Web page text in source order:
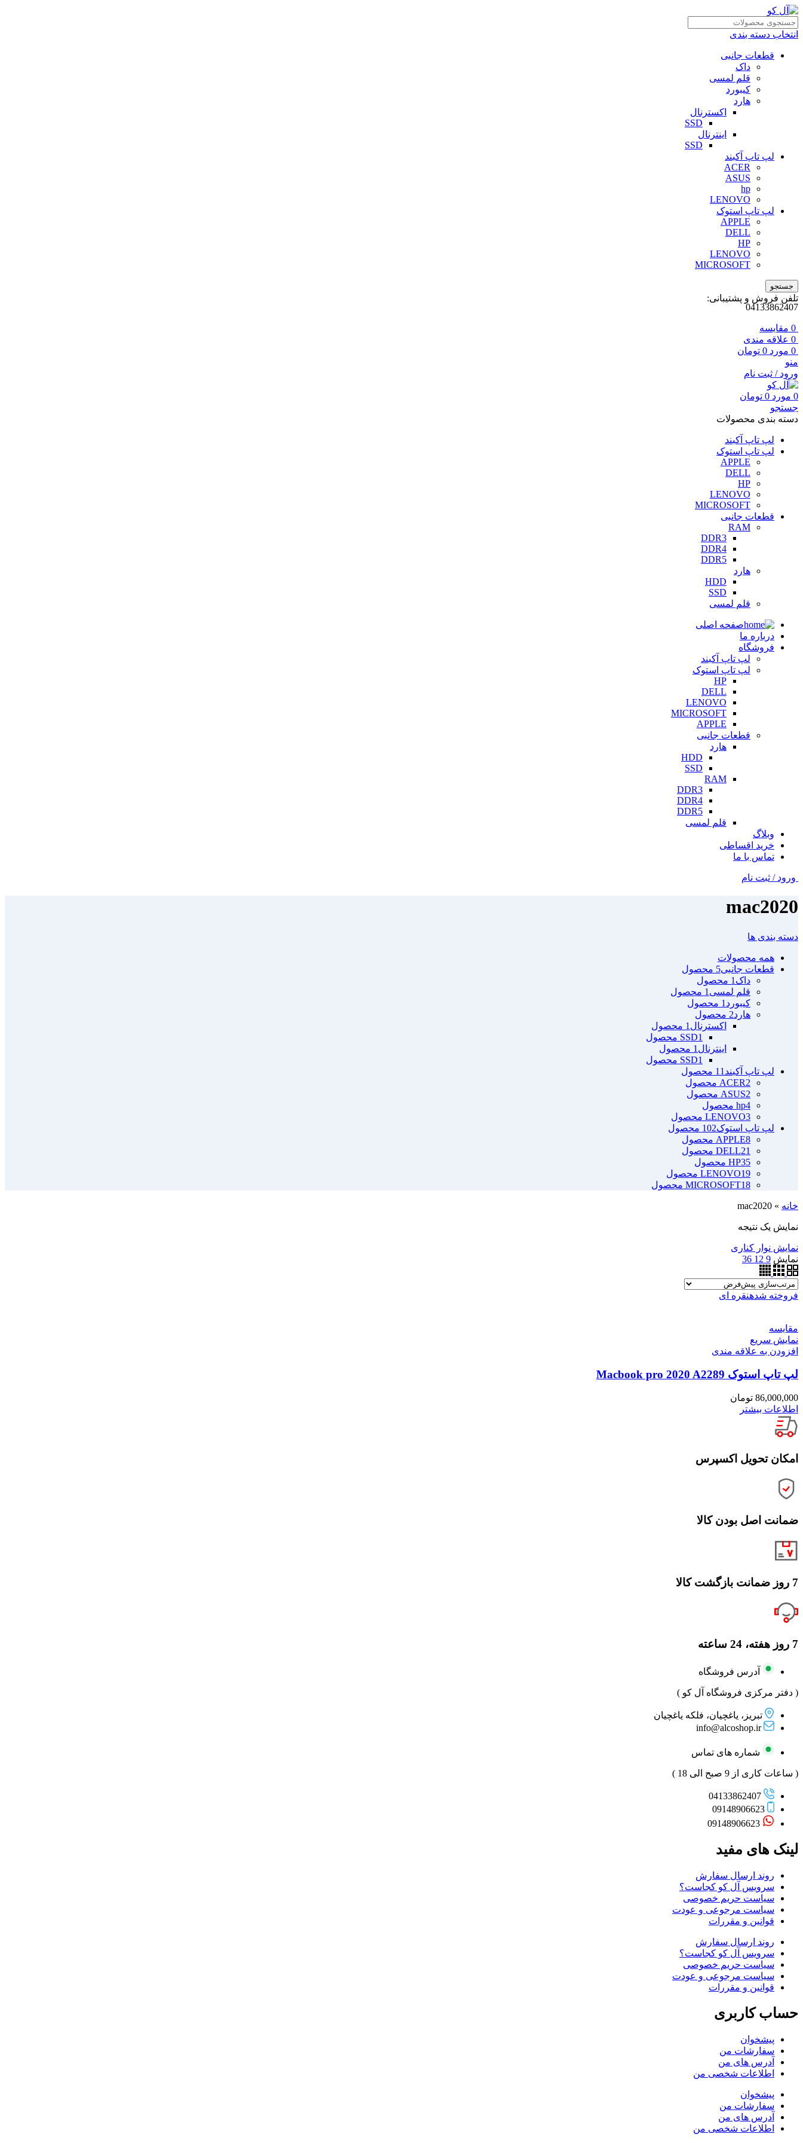
انتخاب دسته بندی
قطعات جانبی
داک
قلم لمسی
کیبورد
هارد
اکسترنال
SSD
اینترنال
SSD
لپ تاپ آکبند
ACER
ASUS
hp
LENOVO
لپ تاپ استوک
APPLE
DELL
HP
LENOVO
MICROSOFT
جستجو
تلفن فروش و پشتیبانی:
04133862407
0 مقايسه
0 علاقه مندی
0 مورد 0 تومان
منو
ورود / ثبت نام
0 مورد 0 تومان
جستجو
دسته بندی محصولات
لپ تاپ آکبند
لپ تاپ استوک
APPLE
DELL
HP
LENOVO
MICROSOFT
قطعات جانبی
RAM
DDR3
DDR4
DDR5
هارد
HDD
SSD
قلم لمسی
صفحه اصلی
درباره ما
فروشگاه
لپ تاپ آکبند
لپ تاپ استوک
HP
DELL
LENOVO
MICROSOFT
APPLE
قطعات جانبی
هارد
HDD
SSD
RAM
DDR3
DDR4
DDR5
قلم لمسی
وبلاگ
خرید اقساطی
تماس با ما
ورود / ثبت نام
mac2020
دسته بندی ها
همه محصولات
قطعات جانبی5 محصول
داک 1 محصول
قلم لمسی 1 محصول
کیبورد 1 محصول
هارد2 محصول
اکسترنال 1 محصول
SSD1 محصول
اینترنال 1 محصول
SSD1 محصول
لپ تاپ آکبند 11 محصول
ACER2 محصول
ASUS2 محصول
hp4 محصول
LENOVO3 محصول
لپ تاپ استوک102 محصول
APPLE8 محصول
DELL21 محصول
HP35 محصول
LENOVO19 محصول
MICROSOFT18 محصول
خانه »
mac2020
نمایش یک نتیجه
نمایش نوار کناری
نمایش 9
12
36
فروخته شدهنقره ای
مقايسه
نمایش سریع
افزودن به علاقه مندی
لپ تاپ استوک Macbook pro 2020 A2289
86,000,000 تومان
اطلاعات بیشتر
امکان تحویل اکسپرس
ضمانت اصل بودن کالا
7 روز ضمانت بازگشت کالا
7 روز هفته، 24 ساعته
آدرس فروشگاه
( دفتر مرکزی فروشگاه آل کو )
تبریز، یاغچیان، فلکه یاغچیان
info@alcoshop.ir
شماره های تماس
( ساعات کاری از 9 صبح الی 18 )
04133862407
09148906623
09148906623
لینک های مفید
روند ارسال سفارش
سرویس آل کو کجاست؟
سیاست حریم خصوصی
سیاست مرجوعی و عودت
قوانین و مقررات
روند ارسال سفارش
سرویس آل کو کجاست؟
سیاست حریم خصوصی
سیاست مرجوعی و عودت
قوانین و مقررات
حساب کاربری
پیشخوان
سفارشات من
آدرس های من
اطلاعات شخصی من
پیشخوان
سفارشات من
آدرس های من
اطلاعات شخصی من